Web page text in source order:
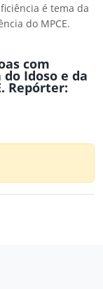
é tema da
do MPCE.
com
Idoso e da
Repórter: